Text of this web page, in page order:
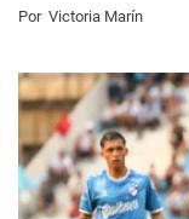
Por Victoria Marín